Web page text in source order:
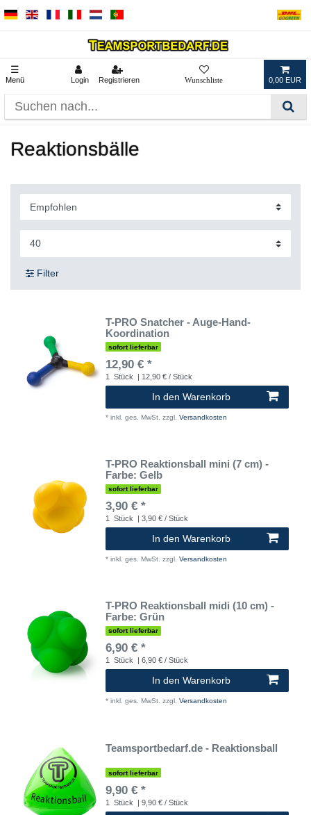
☰
Menü Login Registrieren 0,00 EUR
Reaktionsbälle
Filter
T-PRO Snatcher - Auge-Hand-
Koordination
sofort lieferbar
12,90 € *
1 Stück | 12,90 € / Stück
In den Warenkorb
* inkl. ges. MwSt. zzgl. Versandkosten
T-PRO Reaktionsball mini (7 cm) -
Farbe: Gelb
sofort lieferbar
3,90 € *
1 Stück | 3,90 € / Stück
In den Warenkorb
* inkl. ges. MwSt. zzgl. Versandkosten
T-PRO Reaktionsball midi (10 cm) -
Farbe: Grün
sofort lieferbar
6,90 € *
1 Stück | 6,90 € / Stück
In den Warenkorb
* inkl. ges. MwSt. zzgl. Versandkosten
Teamsportbedarf.de - Reaktionsball
sofort lieferbar
9,90 € *
1 Stück | 9,90 € / Stück